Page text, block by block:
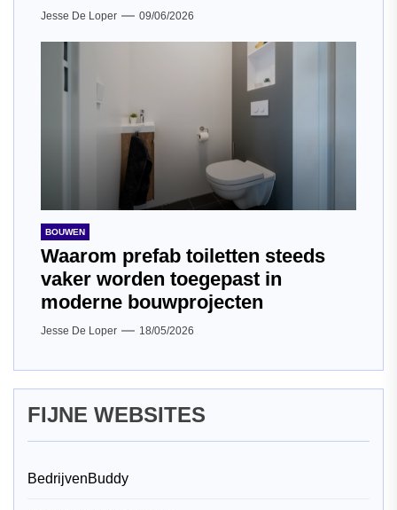
Jesse De Loper 09/06/2026
BOUWEN
Waarom prefab toiletten steeds
vaker worden toegepast in
moderne bouwprojecten
Jesse De Loper 18/05/2026
FIJNE WEBSITES
BedrijvenBuddy